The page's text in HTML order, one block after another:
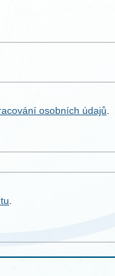
osobních údajů